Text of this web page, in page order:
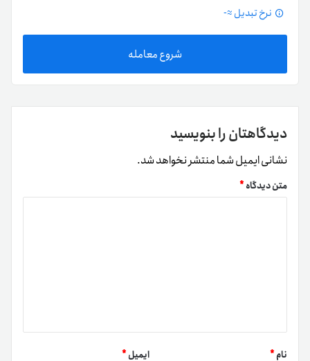
نرخ تبدیل ≈-
شروع معامله
دیدگاهتان را بنویسید
نشانی ایمیل شما منتشر نخواهد شد.
متن دیدگاه*
نام* ایمیل*